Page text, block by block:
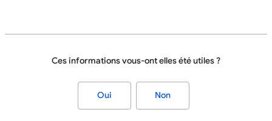
Ces informations vous-ont elles été utiles ?
Oui Non